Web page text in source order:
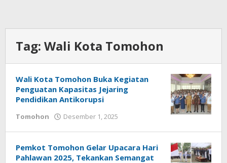
Tag: Wali Kota Tomohon
Wali Kota Tomohon Buka Kegiatan
Penguatan Kapasitas Jejaring
Pendidikan Antikorupsi
Tomohon Desember 1, 2025
Pemkot Tomohon Gelar Upacara Hari
Pahlawan 2025, Tekankan Semangat